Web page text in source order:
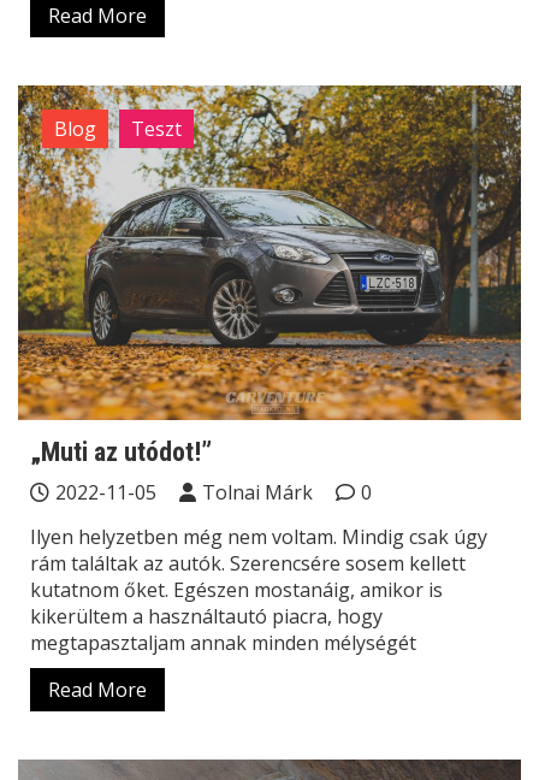
Read More
Blog Teszt
„Muti az utódot!”
2022-11-05 Tolnai Márk
0
Ilyen helyzetben még nem voltam. Mindig csak úgy
rám találtak az autók. Szerencsére sosem kellett
kutatnom őket. Egészen mostanáig, amikor is
kikerültem a használtautó piacra, hogy
megtapasztaljam annak minden mélységét
Read More